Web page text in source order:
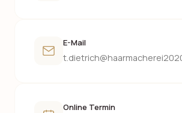
E-Mail
Online Termin